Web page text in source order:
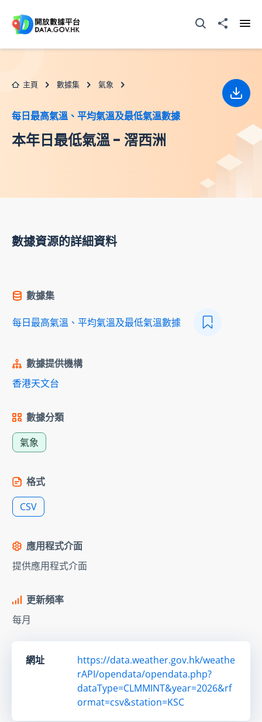
打開搜尋器分享至
主頁 數據集 氣象
每日最高氣溫、平均氣溫及最低氣溫數據
本年日最低氣溫 - 滘西洲
下載
數據資源的詳細資料
數據集
每日最高氣溫、平均氣溫及最低氣溫數據
數據提供機構
香港天文台
數據分類
氣象
格式
CSV
應用程式介面
提供應用程式介面
更新頻率
每月
網址
https://data.weather.gov.hk/weathe
rAPI/opendata/opendata.php?
dataType=CLMMINT&year=2026&rf
ormat=csv&station=KSC